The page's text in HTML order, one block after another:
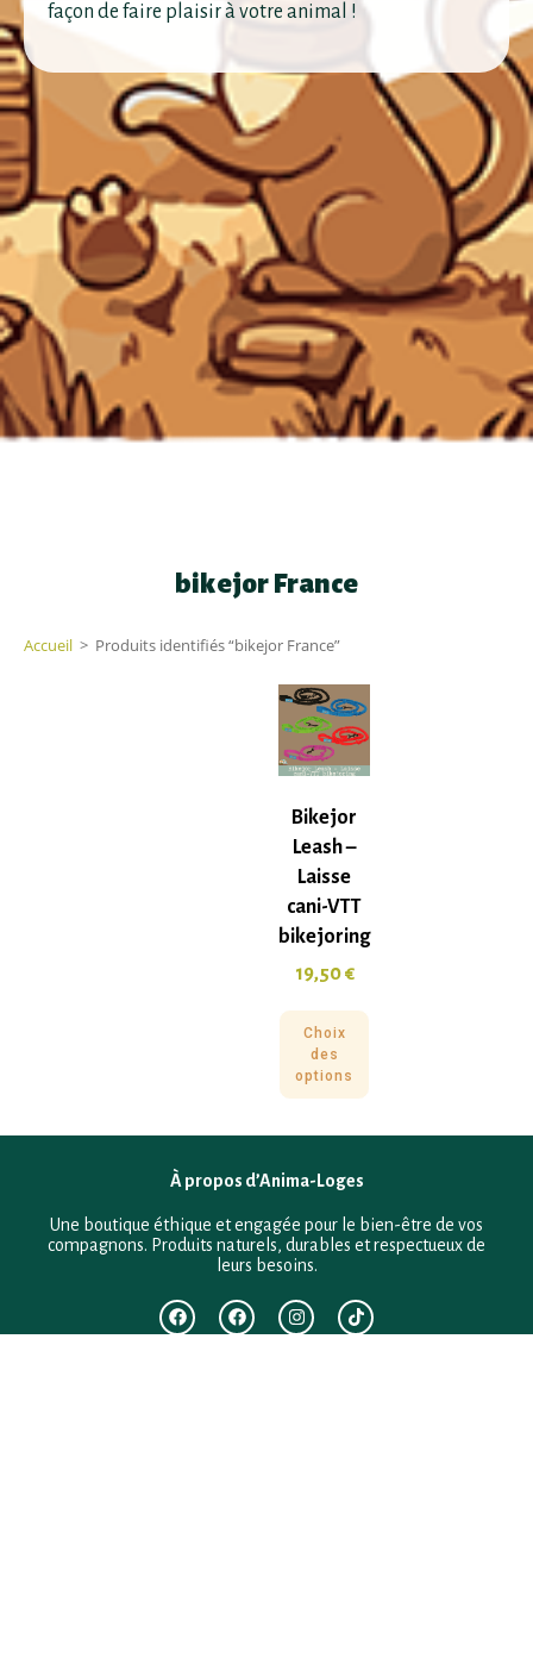
façon de faire plaisir à votre animal !
bikejor France
Accueil > Produits identifiés “bikejor France”
Bikejor
Leash –
Laisse
cani-VTT
bikejoring
19,50€
Choix
des
options
À propos d’Anima-Loges
Une boutique éthique et engagée pour le bien-être de vos
compagnons. Produits naturels, durables et respectueux de
leurs besoins.